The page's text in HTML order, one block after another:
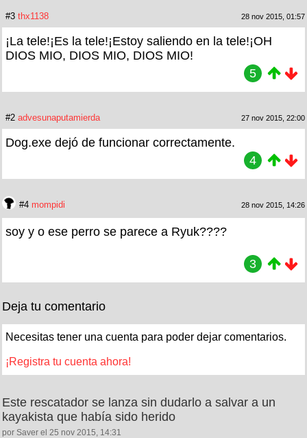
#3 thx1138 28 nov 2015, 01:57
¡La tele!¡Es la tele!¡Estoy saliendo en la tele!¡OH
DIOS MIO, DIOS MIO, DIOS MIO!
5
#2 advesunaputamierda 27 nov 2015, 22:00
Dog.exe dejó de funcionar correctamente.
4
#4 mompidi 28 nov 2015, 14:26
soy y o ese perro se parece a Ryuk????
3
Deja tu comentario
Necesitas tener una cuenta para poder dejar comentarios.
¡Registra tu cuenta ahora!
Este rescatador se lanza sin dudarlo a salvar a un
kayakista que había sido herido
por Saver el 25 nov 2015, 14:31